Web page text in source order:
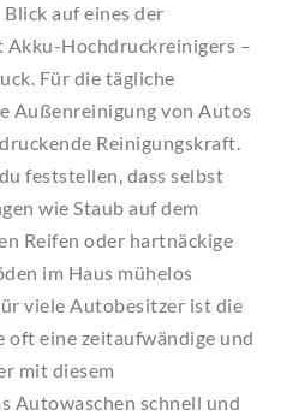
auf eines der
Akku-Hochdruckreinigers –
Für die tägliche
Außenreinigung von Autos
Reinigungskraft.
feststellen, dass selbst
wie Staub auf dem
Reifen oder hartnäckige
im Haus mühelos
viele Autobesitzer ist die
oft eine zeitaufwändige und
mit diesem
Autowaschen schnell und